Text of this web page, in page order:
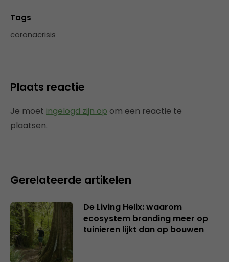
Tags
coronacrisis
Plaats reactie
Je moet ingelogd zijn op om een reactie te
plaatsen.
Gerelateerde artikelen
De Living Helix: waarom
ecosystem branding meer op
tuinieren lijkt dan op bouwen